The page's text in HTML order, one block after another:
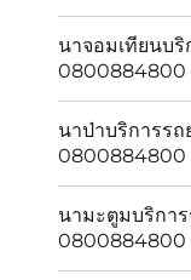
นาจอมเทียนบ
0800884800
นาป่าบริการร
0800884800
นามะตูมบริกา
0800884800